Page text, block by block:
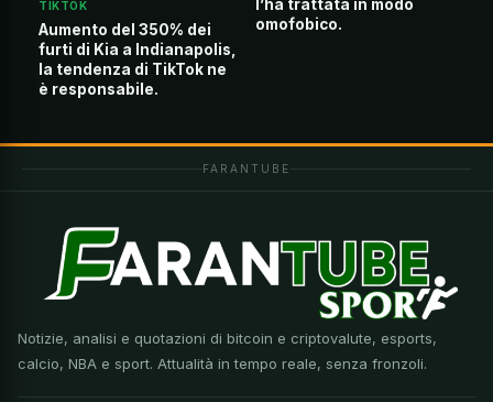
TIKTOK
Aumento del 350% dei
furti di Kia a Indianapolis,
la tendenza di TikTok ne
è responsabile.
l’ha trattata in modo
omofobico.
FARANTUBE
Notizie, analisi e quotazioni di bitcoin e criptovalute, esports,
calcio, NBA e sport. Attualità in tempo reale, senza fronzoli.